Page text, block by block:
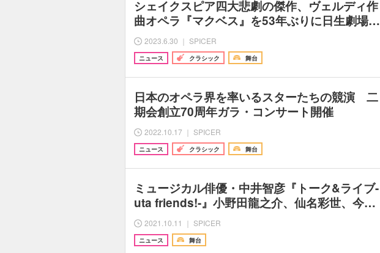
シェイクスピア四大悲劇の傑作、ヴェルディ作
曲オペラ『マクベス』を53年ぶりに日生劇場…
2023.6.30 ｜ SPICER
ニュース クラシック 舞台
日本のオペラ界を率いるスターたちの競演 二
期会創立70周年ガラ・コンサート開催
2022.10.17 ｜ SPICER
ニュース クラシック 舞台
ミュージカル俳優・中井智彦『トーク&ライブ-
uta friends!-』小野田龍之介、仙名彩世、今…
2021.10.11 ｜ SPICER
ニュース 舞台